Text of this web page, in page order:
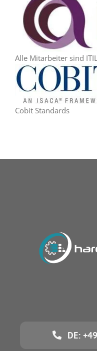
Alle Mitarbeiter sind
Cobit Standards
DE: